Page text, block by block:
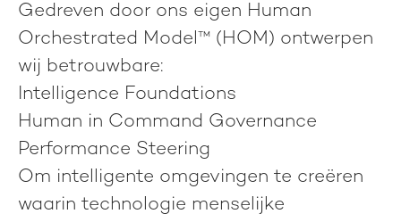
Gedreven door ons eigen Human
Orchestrated Model™ (HOM) ontwerpen
wij betrouwbare:
Intelligence Foundations
Human in Command Governance
Performance Steering
Om intelligente omgevingen te creëren
waarin technologie menselijke